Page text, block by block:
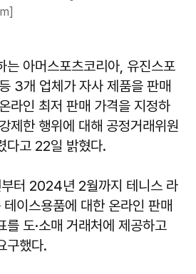
는 아머스포츠코리아, 유진스포
3개 업체가 자사 제품을 판매
라인 최저 판매 가격을 지정하
제한 행위에 대해 공정거래위원
다고 22일 밝혔다.
터 2024년 2월까지 테니스 라
이스용품에 대한 온라인 판매
를 도·소매 거래처에 제공하고
구했다.